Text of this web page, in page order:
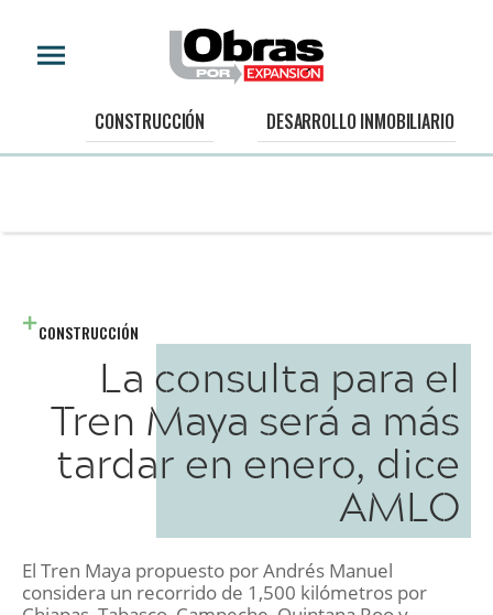
CONSTRUCCIÓN DESARROLLO INMOBILIARIO
CONSTRUCCIÓN
La consulta para el
Tren Maya será a más
tardar en enero, dice
AMLO
El Tren Maya propuesto por Andrés Manuel
considera un recorrido de 1,500 kilómetros por